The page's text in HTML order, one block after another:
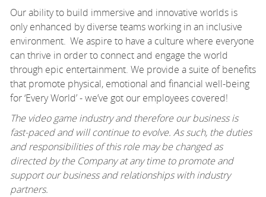
Our ability to build immersive and innovative worlds is
only enhanced by diverse teams working in an inclusive
environment. We aspire to have a culture where everyone
can thrive in order to connect and engage the world
through epic entertainment. We provide a suite of benefits
that promote physical, emotional and financial well-being
for ‘Every World’ -we’ve got our employees covered!
The video game industry and therefore our business is
fast-paced and will continue to evolve. As such, the duties
and responsibilities of this role may be changed as
directed by the Company at any time to promote and
support our business and relationships with industry
partners.